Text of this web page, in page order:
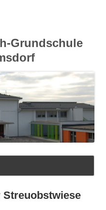
Grundschule
Streuobstwiese